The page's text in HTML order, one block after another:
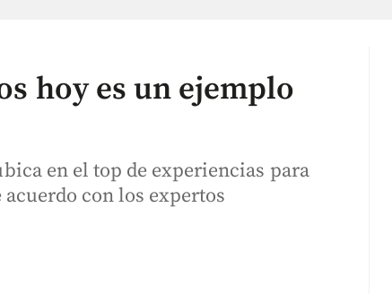
hoy es un ejemplo
en el top de experiencias para
con los expertos